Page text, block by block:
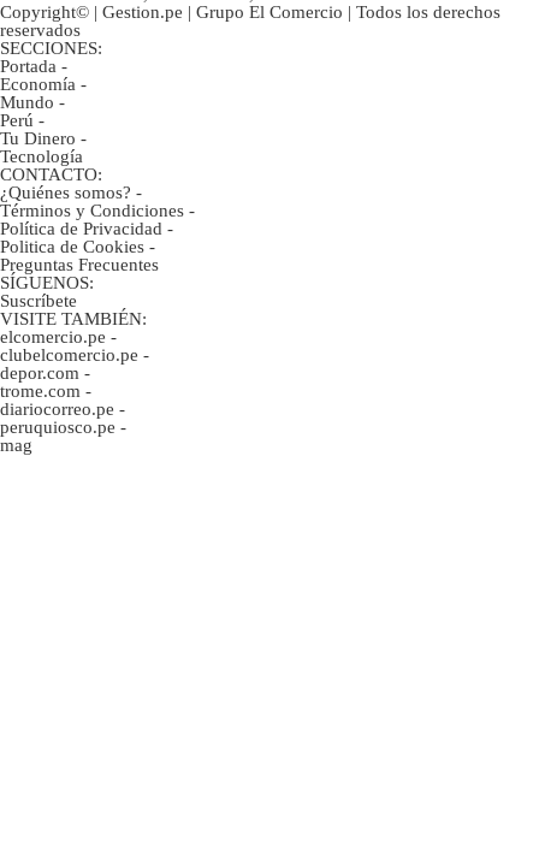
Copyright© | Gestion.pe | Grupo El Comercio | Todos los derechos
reservados
SECCIONES:
Portada -
Economía -
Mundo -
Perú -
Tu Dinero -
Tecnología
CONTACTO:
¿Quiénes somos? -
Términos y Condiciones -
Política de Privacidad -
Politica de Cookies -
Preguntas Frecuentes
SÍGUENOS:
Suscríbete
VISITE TAMBIÉN:
elcomercio.pe -
clubelcomercio.pe -
depor.com -
trome.com -
diariocorreo.pe -
peruquiosco.pe -
mag